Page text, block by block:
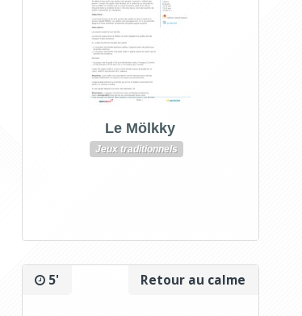
Le Mölkky
Jeux traditionnels
Retour au calme
5'